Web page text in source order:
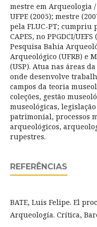
mestre em Arqueologia
UFPE (2005); mestre
pela FLUC-PT; cumpriu
CAPES, no PPGDCI/
Pesquisa Bahia
Arqueológico (UFRB) e
(USP). Atua nas áreas
onde desenvolve
campos da teoria
coleções, gestão
museológicas,
patrimonial, processos
arqueológicos,
rupestres.
REFERÊNCIAS
BATE, Luis Felipe. El
Arqueología. Crítica,